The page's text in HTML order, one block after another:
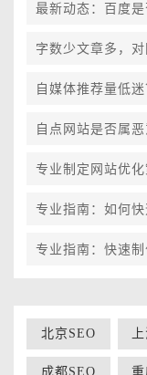
最新动态：百度
字数少文章多，
自媒体推荐量低
自点网站是否属
专业制定网站优
专业指南：如何
专业指南：快速
北京SEO
成都SEO 重